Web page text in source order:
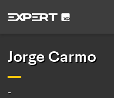
Jorge Carmo
-